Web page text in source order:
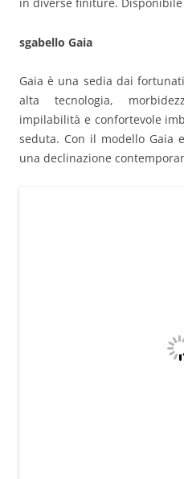
sgabello Gaia
Gaia è una sedia dai
alta tecnologia,
impilabilità e confortevole
seduta. Con il modello Gaia
una declinazione